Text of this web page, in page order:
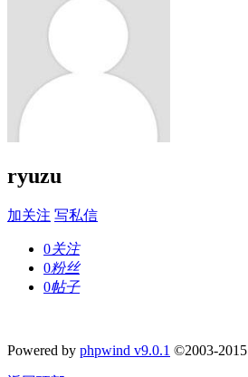
ryuzu
加关注 写私信
0关注
0粉丝
0帖子
Powered by phpwind v9.0.1 ©2003-2015